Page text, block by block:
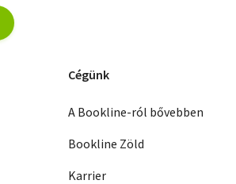
Cégünk
A Bookline-ról bővebben
Bookline Zöld
Karrier